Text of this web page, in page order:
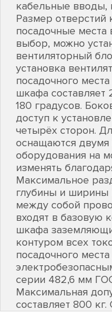
кабельные
Размер отверстий
посадочные места
выбор, можно
вентиляторный
установка
посадочного
шкафа
180 градусов.
доступ к
четырёх сторон.
оснащаются двумя
оборудования на
изменять
Максимальное
глубины и ширины
между собой
входят в базовую
шкафа
контуром всех
посадочного
серии 482,6 мм
Максимальная
составляет 800